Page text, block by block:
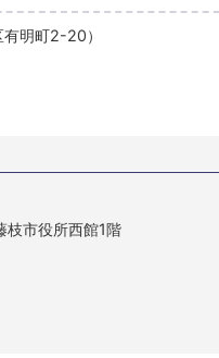
明町2-20）
市役所西館1階